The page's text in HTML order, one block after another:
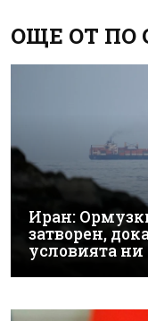
ОЩЕ ОТ ПО
Иран:
затворен,
условията ни